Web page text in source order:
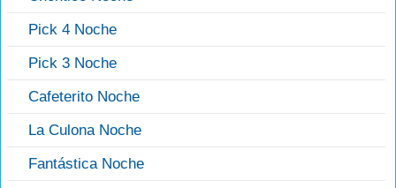
Pick 4 Noche
Pick 3 Noche
Cafeterito Noche
La Culona Noche
Fantástica Noche